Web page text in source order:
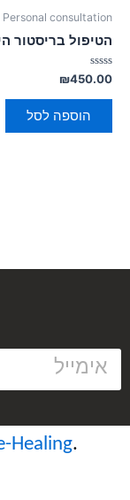
Personal consultation
הטיפול בריסטור
דורג
0
מתוך
₪450.00
הוספה לסל
.All rights reserved
Healing